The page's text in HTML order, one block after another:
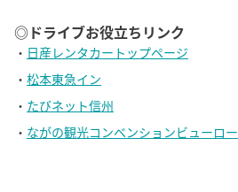
◎ドライブお役立ちリンク
・ 日産レンタカートップページ
・ 松本東急イン
・ たびネット信州
・ ながの観光コンベンションビューロー